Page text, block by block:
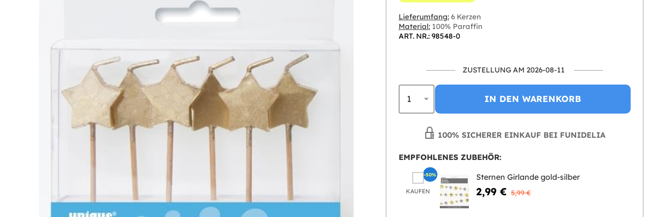
Lieferumfang:6 Kerzen
Material:100% Paraffin
ART. NR.: 98548-0
ZUSTELLUNG AM 2026-08-11
IN DEN WARENKORB
100% SICHERER EINKAUF BEI FUNIDELIA
EMPFOHLENES ZUBEHÖR:
KAUFEN
Sternen Girlande gold-silber
2,99 € 5,99 €
-50%